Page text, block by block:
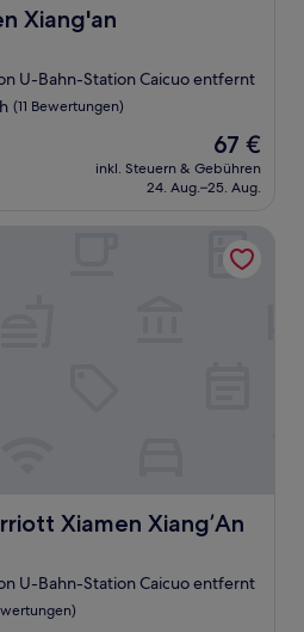
Xiang'an
U-Bahn-Station Caicuo entfernt
(11 Bewertungen)
Der
Preis
beträgt
67 €
inkl. Steuern & Gebühren
24. Aug.–25. Aug.
Xiamen Xiang’An
Xiang’An
U-Bahn-Station Caicuo entfernt